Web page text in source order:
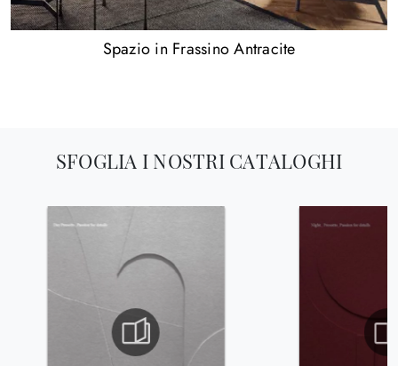
Spazio in Frassino Antracite
SFOGLIA I NOSTRI CATALOGHI